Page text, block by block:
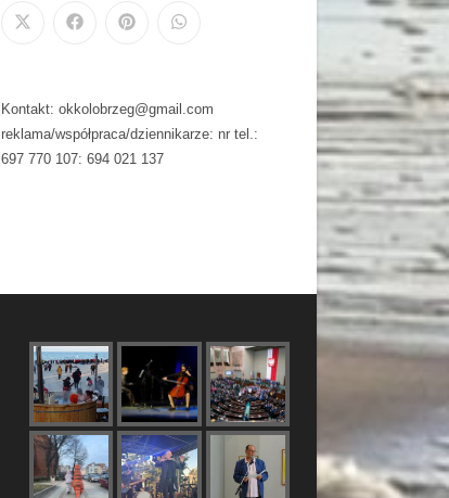
Kontakt: okkolobrzeg@gmail.com
reklama/współpraca/dziennikarze: nr tel.:
697 770 107: 694 021 137